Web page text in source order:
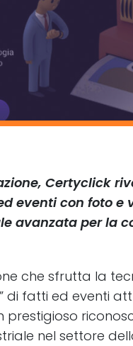
Certyclick
eventi con foto e
avanzata per la
che sfrutta la
di fatti ed eventi
nel settore